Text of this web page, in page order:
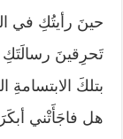
حينَ رأيتُكِ في
تَحرِقينَ
بتلكَ
هل فاجَأَتْني